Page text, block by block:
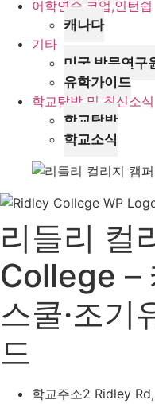
어학연수,코업,인턴쉽
캐나다
기타
미국 방문연구
유학가이드
학교탐방 및 최신소식
학교탐방
학교소식
리들리 컬
College –
스쿨·조기
드
학교주소2 Ridley